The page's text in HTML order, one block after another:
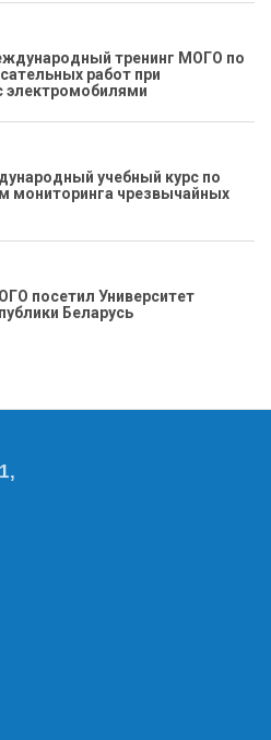
тренинг МОГО по
работ при
электромобилями
учебный курс по
мониторинга чрезвычайных
посетил Университет
Беларусь